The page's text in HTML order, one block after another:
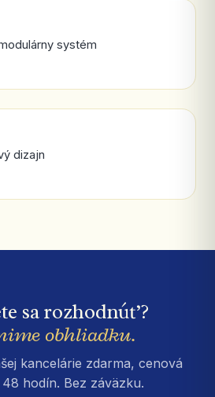
systém
dizajn
sa rozhodnúť?
obhliadku.
kancelárie zdarma, cenová
hodín. Bez záväzku.